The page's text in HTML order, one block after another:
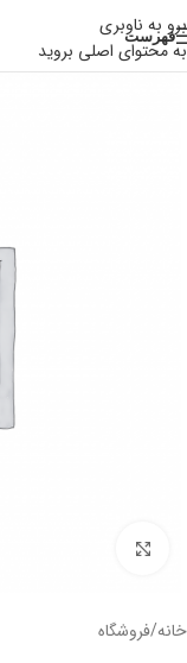
برو به ناوبری
به محتوای اصلی بروید
فهرست
خانه/فروشگاه